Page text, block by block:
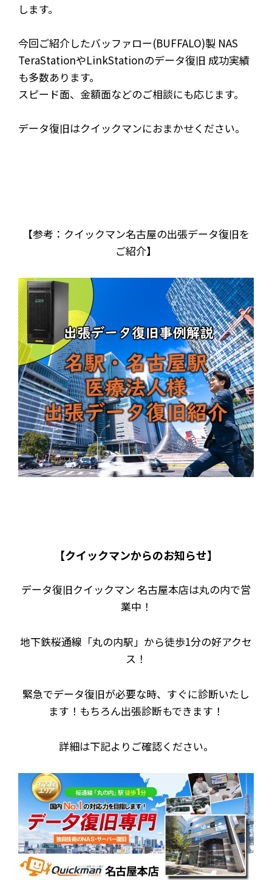
します。
今回ご紹介したバッファロー(BUFFALO)製 NAS
TeraStationやLinkStationのデータ復旧 成功実績
も多数あります。
スピード面、金額面などのご相談にも応じます。
データ復旧はクイックマンにおまかせください。
【参考：クイックマン名古屋の出張データ復旧を
ご紹介】
【クイックマンからのお知らせ】
データ復旧クイックマン 名古屋本店は丸の内で営
業中！
地下鉄桜通線「丸の内駅」から徒歩1分の好アクセ
ス！
緊急でデータ復旧が必要な時、すぐに診断いたし
ます！もちろん出張診断もできます！
詳細は下記よりご確認ください。